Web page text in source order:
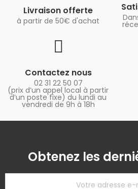
Livraison offerte
à partir de 50€ d'achat
Contactez nous
02 31 22 50 07
(prix d’un appel local à partir
d’un poste fixe) du lundi au
vendredi de 9h à 18h
Obtenez les